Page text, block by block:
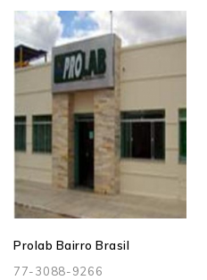
Prolab Bairro Brasil
77-3088-9266